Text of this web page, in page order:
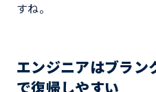
すね。
エンジニアはブラン
で復帰しやすい